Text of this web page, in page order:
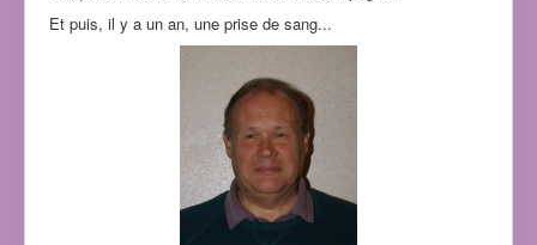
Et puis, il y a un an, une prise de sang...